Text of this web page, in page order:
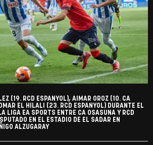
(19. RCD ESPANYOL), AIMAR OROZ (10. CA
EL HILALI (23. RCD ESPANYOL) DURANTE EL
LIGA EA SPORTS ENTRE CA OSASUNA Y RCD
EN EL ESTADIO DE EL SADAR EN
ALZUGARAY